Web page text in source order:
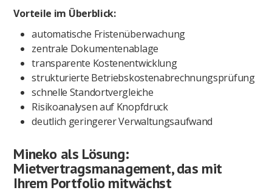
Vorteile im Überblick:
automatische Fristenüberwachung
zentrale Dokumentenablage
transparente Kostenentwicklung
strukturierte Betriebskostenabrechnungsprüfung
schnelle Standortvergleiche
Risikoanalysen auf Knopfdruck
deutlich geringerer Verwaltungsaufwand
Mineko als Lösung:
Mietvertragsmanagement, das mit
Ihrem Portfolio mitwächst